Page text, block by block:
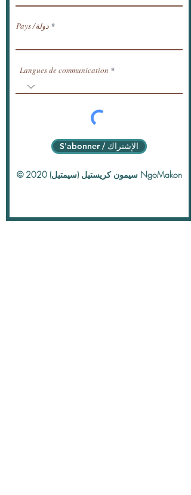
Pays /دولة
Langues de communication
S'abonner / الإشتراك
© 2020 سيمون كريستيل (سيمتيل) NgoMakon